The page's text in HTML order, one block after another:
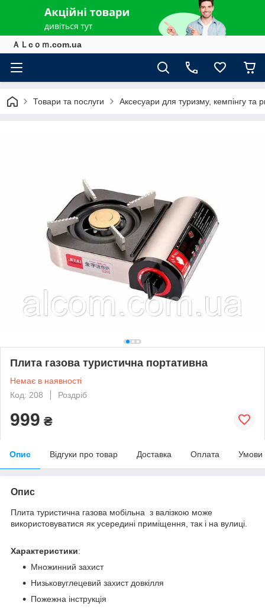
ＡＬcｏｍ.com.ua
Товари та послуги Аксесуари для туризму, кемпінгу та
Плита газова туристична портативна
Немає в наявності
Код: 208
Роздріб
999 ₴
Опис Відгуки про товар Доставка Оплата Умови
Опис
Плита туристична газова мобільна з валізкою може
використовуватися як усередині приміщення, так і на вулиці.
Характеристики:
Множинний захист
Низьковуглецевий захист довкілля
Пожежна інструкція